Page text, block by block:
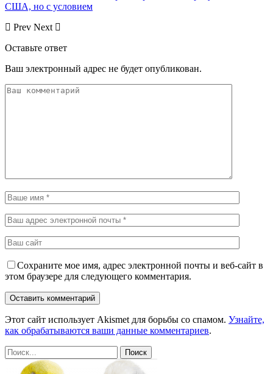
США, но с условием
Prev Next
Оставьте ответ
Ваш электронный адрес не будет опубликован.
Сохраните мое имя, адрес электронной почты и веб-сайт в
этом браузере для следующего комментария.
Этот сайт использует Akismet для борьбы со спамом. Узнайте,
как обрабатываются ваши данные комментариев.